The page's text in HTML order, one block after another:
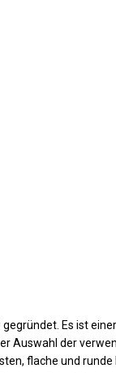
Es ist
Auswahl der
flache und